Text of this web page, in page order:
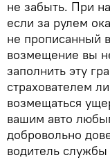
не забыть. При
если за рулем
не прописанный
возмещение вы
заполнить эту
страхователем
возмещаться
вашим авто
добровольно
водитель службы